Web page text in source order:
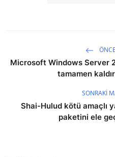
Microsoft Windows Server
tamamen
SONRAKI
Shai-Hulud kötü amaçlı
paketini ele